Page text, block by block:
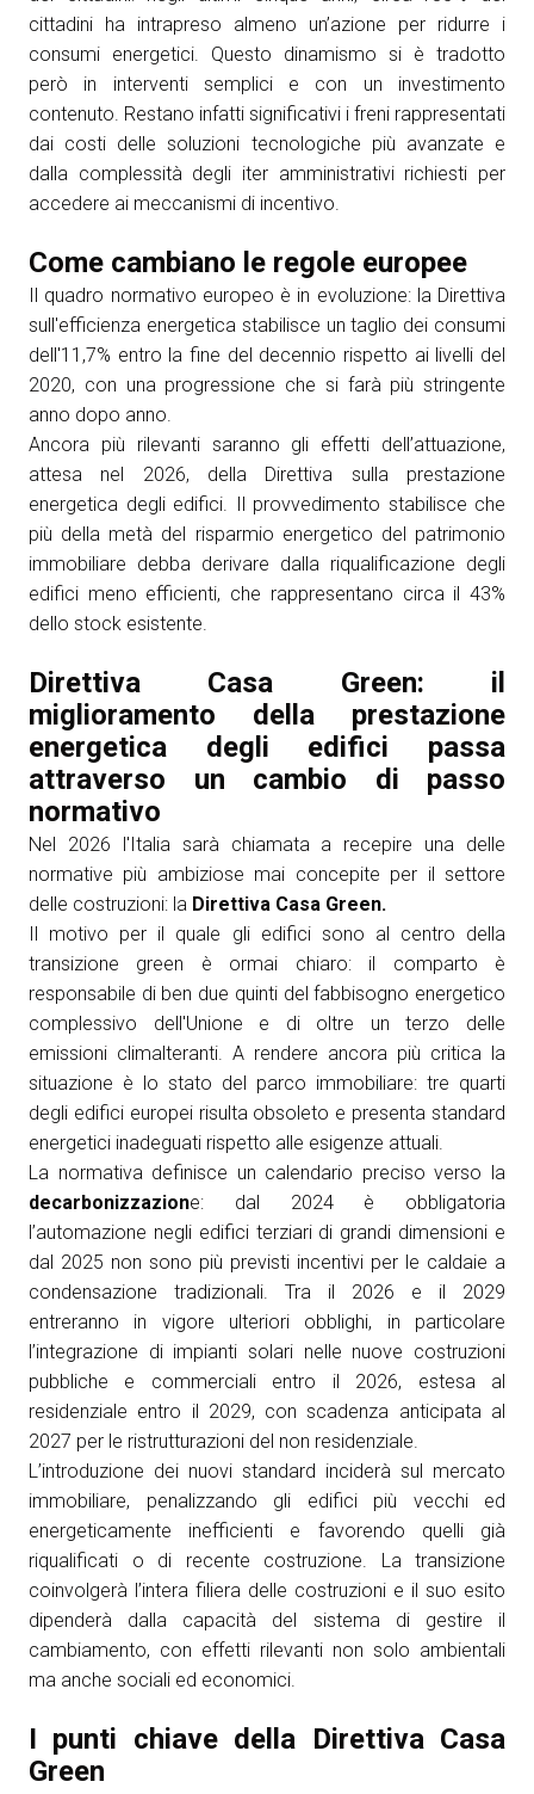
cittadini ha intrapreso almeno un’azione per ridurre i
consumi energetici. Questo dinamismo si è tradotto
però in interventi semplici e con un investimento
contenuto. Restano infatti significativi i freni rappresentati
dai costi delle soluzioni tecnologiche più avanzate e
dalla complessità degli iter amministrativi richiesti per
accedere ai meccanismi di incentivo.
Come cambiano le regole europee
Il quadro normativo europeo è in evoluzione: la Direttiva
sull'efficienza energetica stabilisce un taglio dei consumi
dell'11,7% entro la fine del decennio rispetto ai livelli del
2020, con una progressione che si farà più stringente
anno dopo anno.
Ancora più rilevanti saranno gli effetti dell’attuazione,
attesa nel 2026, della Direttiva sulla prestazione
energetica degli edifici. Il provvedimento stabilisce che
più della metà del risparmio energetico del patrimonio
immobiliare debba derivare dalla riqualificazione degli
edifici meno efficienti, che rappresentano circa il 43%
dello stock esistente.
Direttiva Casa Green: il
miglioramento della prestazione
energetica degli edifici passa
attraverso un cambio di passo
normativo
Nel 2026 l'Italia sarà chiamata a recepire una delle
normative più ambiziose mai concepite per il settore
delle costruzioni: la Direttiva Casa Green.
Il motivo per il quale gli edifici sono al centro della
transizione green è ormai chiaro: il comparto è
responsabile di ben due quinti del fabbisogno energetico
complessivo dell'Unione e di oltre un terzo delle
emissioni climalteranti. A rendere ancora più critica la
situazione è lo stato del parco immobiliare: tre quarti
degli edifici europei risulta obsoleto e presenta standard
energetici inadeguati rispetto alle esigenze attuali.
La normativa definisce un calendario preciso verso la
decarbonizzazione: dal 2024 è obbligatoria
l’automazione negli edifici terziari di grandi dimensioni e
dal 2025 non sono più previsti incentivi per le caldaie a
condensazione tradizionali. Tra il 2026 e il 2029
entreranno in vigore ulteriori obblighi, in particolare
l’integrazione di impianti solari nelle nuove costruzioni
pubbliche e commerciali entro il 2026, estesa al
residenziale entro il 2029, con scadenza anticipata al
2027 per le ristrutturazioni del non residenziale.
L’introduzione dei nuovi standard inciderà sul mercato
immobiliare, penalizzando gli edifici più vecchi ed
energeticamente inefficienti e favorendo quelli già
riqualificati o di recente costruzione. La transizione
coinvolgerà l’intera filiera delle costruzioni e il suo esito
dipenderà dalla capacità del sistema di gestire il
cambiamento, con effetti rilevanti non solo ambientali
ma anche sociali ed economici.
I punti chiave della Direttiva Casa
Green